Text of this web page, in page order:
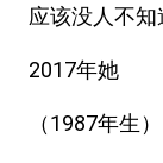
应该没人不知
2017年她
（1987年生）